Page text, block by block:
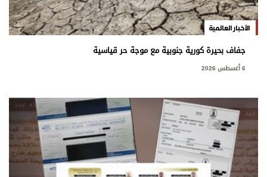
الأخبار العالمية
جفاف بحيرة كورية جنوبية مع موجة حر قياسية
6 أغسطس 2026